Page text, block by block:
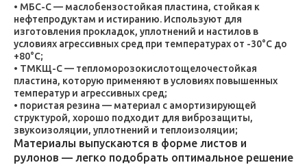
МБС-С — маслобензостойкая пластина, стойкая к
нефтепродуктам и истиранию. Используют для
изготовления прокладок, уплотнений и настилов в
условиях агрессивных сред при температурах от -30°C до
+80°C;
ТМКЩ-С — тепломорозокислотощелочестойкая
пластина, которую применяют в условиях повышенных
температур и агрессивных сред;
пористая резина — материал с амортизирующей
структурой, хорошо подходит для виброзащиты,
звукоизоляции, уплотнений и теплоизоляции;
Материалы выпускаются в форме листов и
рулонов — легко подобрать оптимальное решение